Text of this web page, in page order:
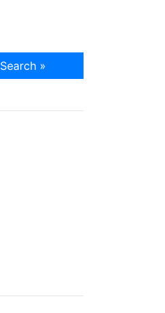
Search »